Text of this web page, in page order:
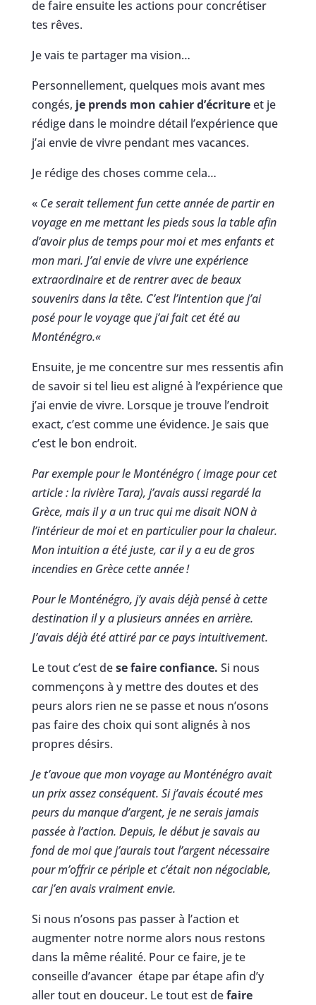
de faire ensuite les actions pour concrétiser
tes rêves.
Je vais te partager ma vision…
Personnellement, quelques mois avant mes
congés, je prends mon cahier d’écritureet je
rédige dans le moindre détail l’expérience que
j’ai envie de vivre pendant mes vacances.
Je rédige des choses comme cela…
« Ce serait tellement fun cette année de partir en
voyage en me mettant les pieds sous la table afin
d’avoir plus de temps pour moi et mes enfants et
mon mari. J’ai envie de vivre une expérience
extraordinaire et de rentrer avec de beaux
souvenirs dans la tête. C’est l’intention que j’ai
posé pour le voyage que j’ai fait cet été au
Monténégro.«
Ensuite, je me concentre sur mes ressentis afin
de savoir si tel lieu est aligné à l’expérience que
j’ai envie de vivre. Lorsque je trouve l’endroit
exact, c’est comme une évidence. Je sais que
c’est le bon endroit.
Par exemple pour le Monténégro ( image pour cet
article : la rivière Tara), j’avais aussi regardé la
Grèce, mais il y a un truc qui me disait NON à
l’intérieur de moi et en particulier pour la chaleur.
Mon intuition a été juste, car il y a eu de gros
incendies en Grèce cette année!
Pour le Monténégro, j’y avais déjà pensé à cette
destination il y a plusieurs années en arrière.
J’avais déjà été attiré par ce pays intuitivement.
Le tout c’est dese faire confiance. Si nous
commençons à y mettre des doutes et des
peurs alors rien ne se passe et nous n’osons
pas faire des choix qui sont alignés à nos
propres désirs.
Je t’avoue que mon voyage au Monténégro avait
un prix assez conséquent. Si j’avais écouté mes
peurs du manque d’argent, je ne serais jamais
passée à l’action. Depuis, le début je savais au
fond de moi que j’aurais tout l’argent nécessaire
pour m’offrir ce périple et c’était non négociable,
car j’en avais vraiment envie.
Si nous n’osons pas passer à l’action et
augmenter notre norme alors nous restons
dans la même réalité. Pour ce faire, je te
conseille d’avancer étape par étape afin d’y
aller tout en douceur. Le tout est defaire